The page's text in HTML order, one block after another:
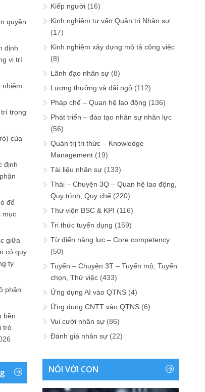
quyền
định
vị trí
nhiệm
trong
của
định
để
mục
giữa
có quy
ty
phận
bền
trò
Kiếp người (16)
Kinh nghiệm tư vấn Quản trị Nhân sự
(17)
Kinh nghiệm xây dựng mô tả công việc
(8)
Lãnh đạo nhân sự (8)
Lương thưởng và đãi ngộ (112)
Pháp chế – Quan hệ lao động (136)
Phát triển – đào tạo nhân sự nhân lực
(56)
Quản trị tri thức – Knowledge
Management (19)
Tài liệu nhân sự (133)
Thải – Chuyện 3Q – Quan hệ lao động,
Quy trình, Quy chế (220)
Thư viện BSC & KPI (116)
Tri thức tuyển dụng (159)
Từ điển năng lực – Core competency
(50)
Tuyển – Chuyện 3T – Tuyển mộ, Tuyển
chọn, Thử việc (433)
Ứng dụng AI vào QTNS (4)
Ứng dụng CNTT vào QTNS (6)
Vui cười nhân sự (86)
Đánh giá nhân sự (22)
NÓI VỚI CON